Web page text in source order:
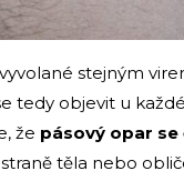
stejným
tedy objevit u
že pásový opar
těla nebo